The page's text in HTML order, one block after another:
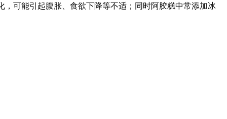
可能引起腹胀、食欲下降等不适；同时阿胶糕中常添加冰